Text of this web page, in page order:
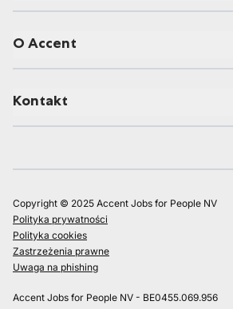
O Accent
Kontakt
Copyright © 2025 Accent Jobs for People NV
Polityka prywatności
Polityka cookies
Zastrzeżenia prawne
Uwaga na phishing
Accent Jobs for People NV - BE0455.069.956